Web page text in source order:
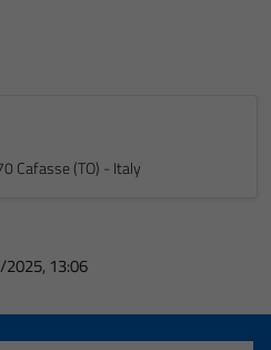
Cafasse (TO) - Italy
13:06